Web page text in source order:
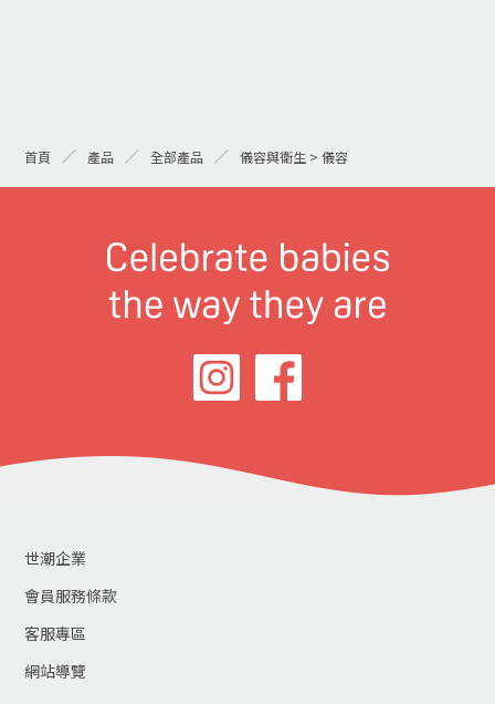
首頁 產品 全部產品 儀容與衛生 > 儀容
世潮企業
會員服務條款
客服專區
網站導覽